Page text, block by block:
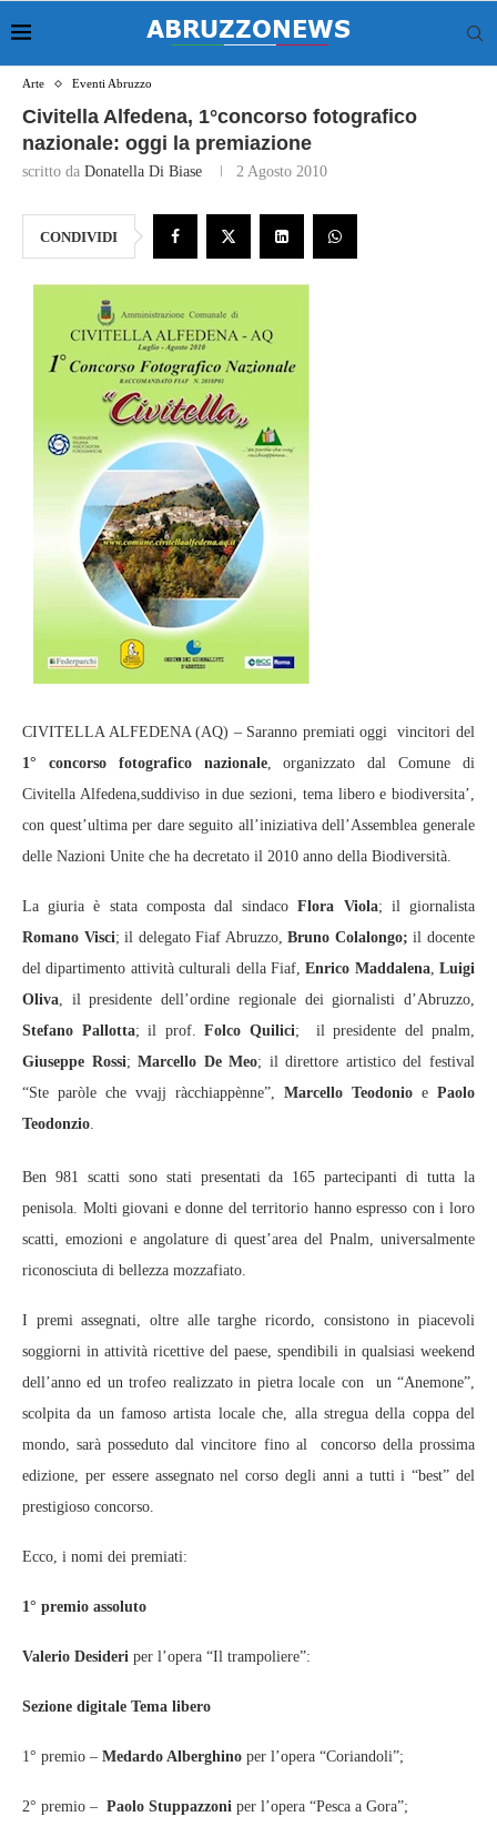
Arte Eventi Abruzzo
Civitella Alfedena, 1°concorso fotografico
nazionale: oggi la premiazione
scritto da Donatella Di Biase 2 Agosto 2010
CONDIVIDI
CIVITELLA ALFEDENA (AQ) – Saranno premiati oggi vincitori del
1° concorso fotografico nazionale, organizzato dal Comune di
Civitella Alfedena,suddiviso in due sezioni, tema libero e biodiversita’,
con quest’ultima per dare seguito all’iniziativa dell’Assemblea generale
delle Nazioni Unite che ha decretato il 2010 anno della Biodiversità.
La giuria è stata composta dal sindacoFlora Viola; il giornalista
Romano Visci; il delegato Fiaf Abruzzo,Bruno Colalongo; il docente
del dipartimento attività culturali della Fiaf,Enrico Maddalena, Luigi
Oliva, il presidente dell’ordine regionale dei giornalisti d’Abruzzo,
Stefano Pallotta; il prof. Folco Quilici; il presidente del pnalm,
Giuseppe Rossi;Marcello De Meo; il direttore artistico del festival
“Ste paròle che vvajj ràcchiappènne”, Marcello Teodonio e Paolo
Teodonzio.
Ben 981 scatti sono stati presentati da 165 partecipanti di tutta la
penisola. Molti giovani e donne del territorio hanno espresso con i loro
scatti, emozioni e angolature di quest’area del Pnalm, universalmente
riconosciuta di bellezza mozzafiato.
I premi assegnati, oltre alle targhe ricordo, consistono in piacevoli
soggiorni in attività ricettive del paese, spendibili in qualsiasi weekend
dell’anno ed un trofeo realizzato in pietra locale con un “Anemone”,
scolpita da un famoso artista locale che, alla stregua della coppa del
mondo, sarà posseduto dal vincitore fino al concorso della prossima
edizione, per essere assegnato nel corso degli anni a tutti i “best” del
prestigioso concorso.
Ecco, i nomi dei premiati:
1° premio assoluto
Valerio Desideri per l’opera “Il trampoliere”:
Sezione digitale Tema libero
1° premio – Medardo Alberghino per l’opera “Coriandoli”;
2° premio – Paolo Stuppazzoni per l’opera “Pesca a Gora”;